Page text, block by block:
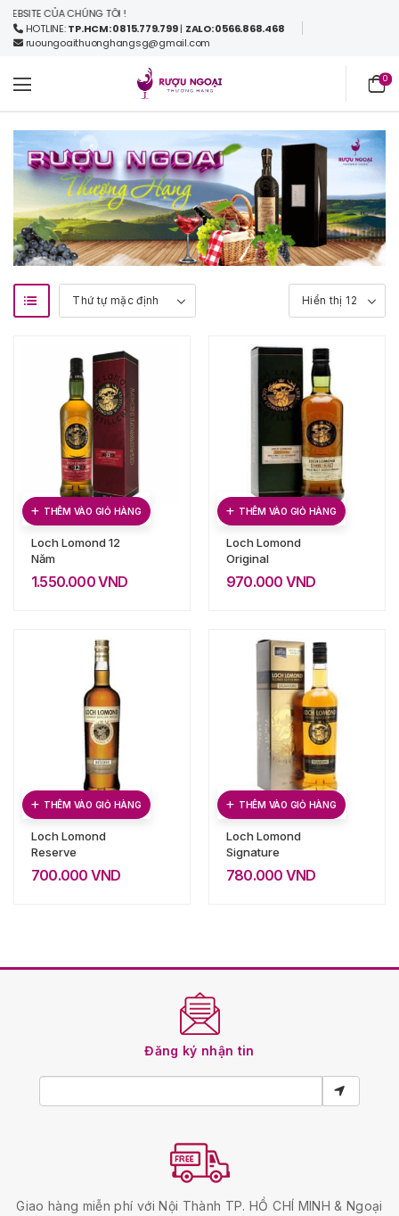
CỦA CHÚNG TÔI !
HOTLINE:TP.HCM: 0815.779.799| ZALO: 0566.868.468
ruoungoaithuonghangsg@gmail.com
0
THÊM VÀO GIỎ HÀNG
Loch Lomond 12
Năm
1.550.000VND
THÊM VÀO GIỎ HÀNG
Loch Lomond
Original
970.000 VND
THÊM VÀO GIỎ HÀNG
Loch Lomond
Reserve
700.000 VND
THÊM VÀO GIỎ HÀNG
Loch Lomond
Signature
780.000 VND
Đăng ký nhận tin
Giao hàng miễn phí với Nội Thành TP. HỒ CHÍ MINH & Ngoại